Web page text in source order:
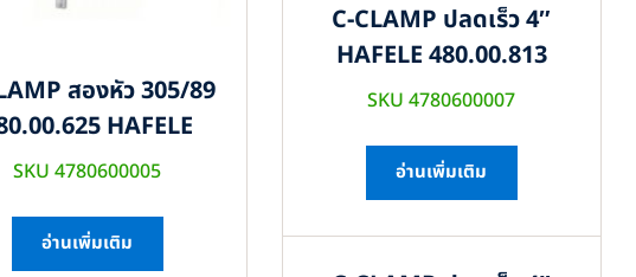
C-CLAMP ปลดเร็ว 4″
HAFELE 480.00.813
SKU 4780600007
อ่านเพิ่มเติม
สองหัว 305/89
HAFELE
SKU 4780600005
อ่านเพิ่มเติม